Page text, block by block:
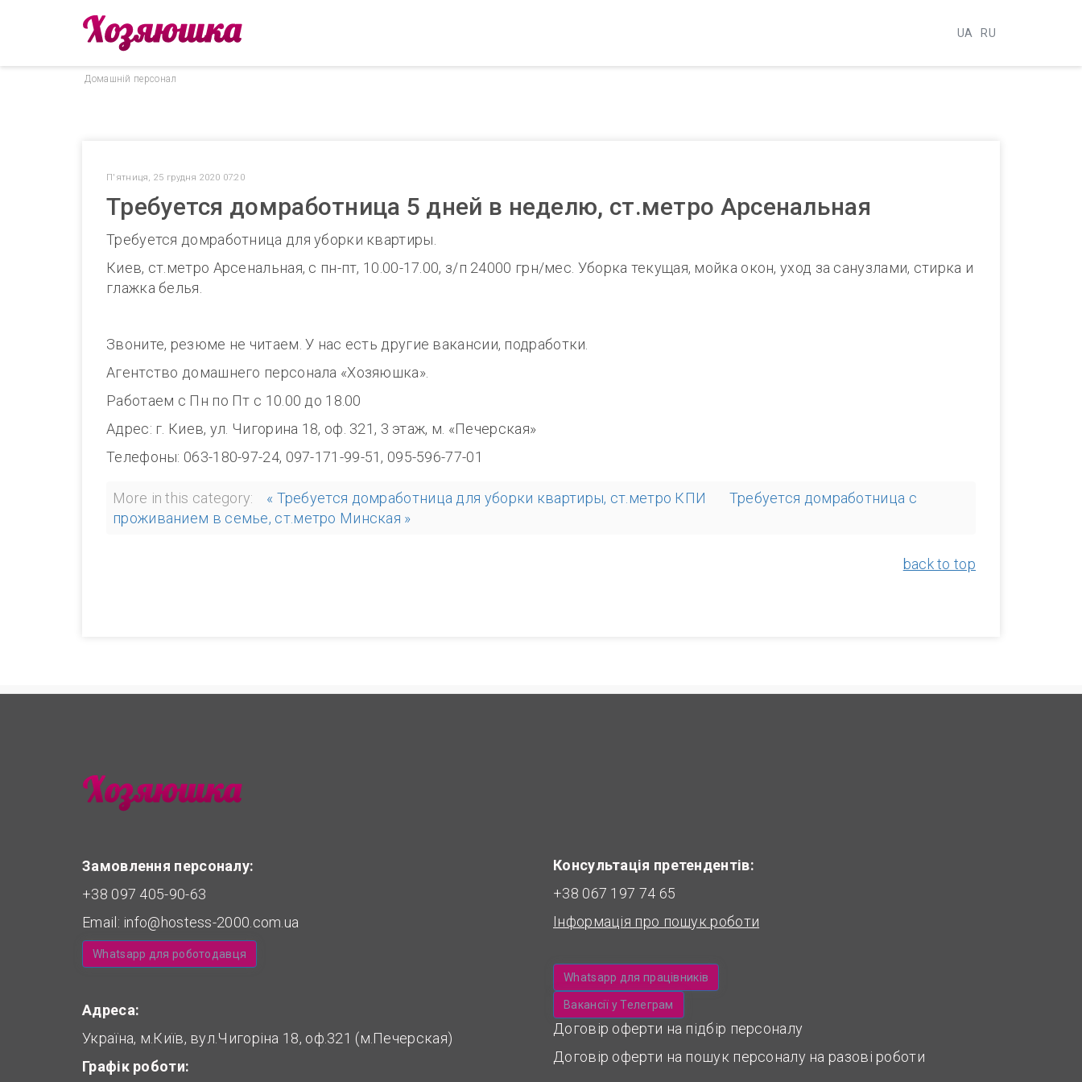
UA RU
Домашнiй персонал
П'ятниця, 25 грудня 2020 07:20
Требуется домработница 5 дней в неделю, ст.метро Арсенальная
Требуется домработница для уборки квартиры.
Киев, ст.метро Арсенальная, с пн-пт, 10.00-17.00, з/п 24000 грн/мес. Уборка текущая, мойка окон, уход за санузлами, стирка и
глажка белья.
Звоните, резюме не читаем. У нас есть другие вакансии, подработки.
Агентство домашнего персонала «Хозяюшка».
Работаем с Пн по Пт с 10.00 до 18.00
Адрес: г. Киев, ул. Чигорина 18, оф. 321, 3 этаж, м. «Печерская»
Телефоны: 063-180-97-24, 097-171-99-51, 095-596-77-01
More in this category: « Требуется домработница для уборки квартиры, ст.метро КПИ
Требуется домработница с
проживанием в семье, ст.метро Минская »
back to top
Замовлення персоналу:
+38 097 405-90-63
Email: info@hostess-2000.com.ua
Whatsapp для роботодавця
Адреса:
Україна, м.Київ, вул.Чигоріна 18, оф.321 (м.Печерская)
Графік роботи:
Консультація претендентів:
+38 067 197 74 65
Інформація про пошук роботи
Whatsapp для працівників
Вакансії у Телеграм
Договір оферти на підбір персоналу
Договір оферти на пошук персоналу на разові роботи